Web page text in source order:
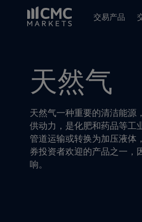
交易产品
天然气
天然气一种重要的清洁能源
供动力，是化肥和药品等工
管道运输或转换为加压液体
券投资者欢迎的产品之一，
响。